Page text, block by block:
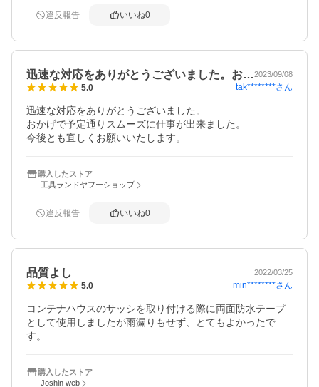
違反報告 いいね0
迅速な対応をありがとうございました。お…2023/09/08
5.0 tak********さん
迅速な対応をありがとうございました。
おかげで予定通りスムーズに仕事が出来ました。
今後とも宜しくお願いいたします。
購入したストア
工具ランドヤフーショップ
違反報告 いいね0
品質よし 2022/03/25
5.0 min********さん
コンテナハウスのサッシを取り付ける際に両面防水テープ
として使用しましたが雨漏りもせず、とてもよかったで
す。
購入したストア
Joshin web